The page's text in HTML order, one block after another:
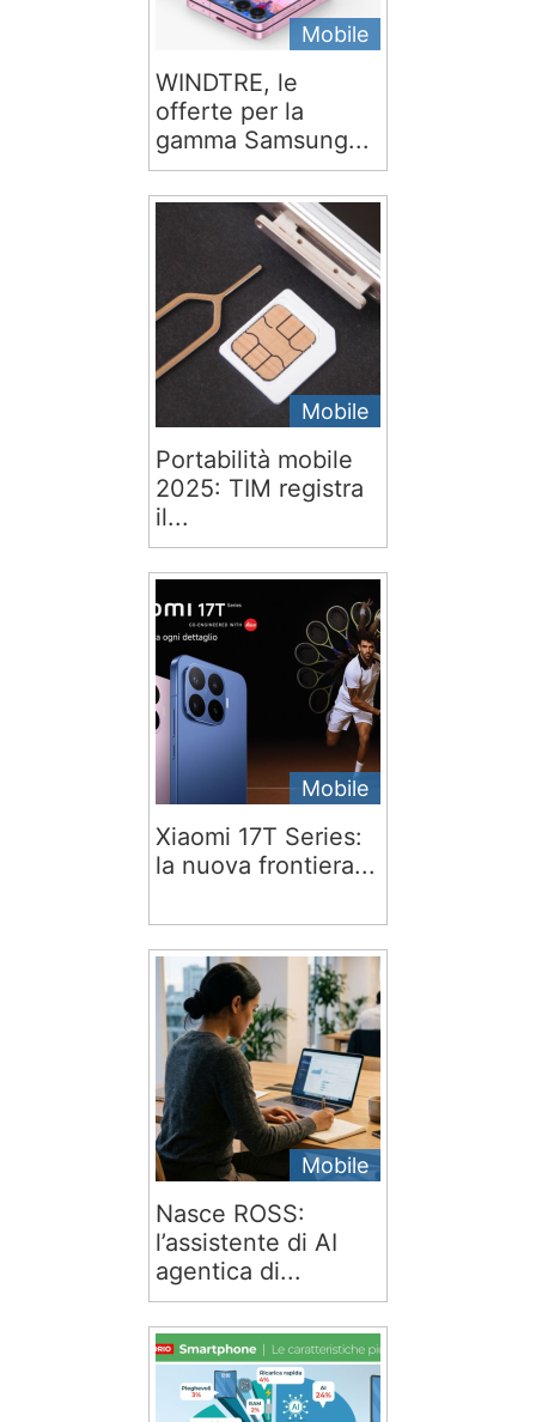
Mobile
WINDTRE, le
offerte per la
gamma Samsung...
Mobile
Portabilità mobile
2025: TIM registra
il...
Mobile
Xiaomi 17T Series:
la nuova frontiera...
Mobile
Nasce ROSS:
l’assistente di AI
agentica di...